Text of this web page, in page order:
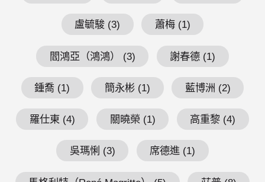
盧毓駿 (3) 蕭梅 (1)
閻鴻亞（鴻鴻） (3) 謝春德 (1)
鍾喬 (1) 簡永彬 (1) 藍博洲 (2)
羅仕東 (4) 關曉榮 (1) 高重黎 (4)
吳瑪悧 (3) 席德進 (1)